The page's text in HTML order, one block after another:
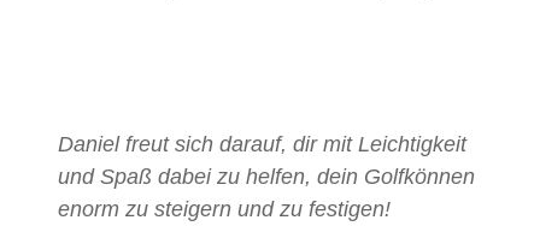
Daniel freut sich darauf, dir mit Leichtigkeit
und Spaß dabei zu helfen, dein Golfkönnen
enorm zu steigern und zu festigen!